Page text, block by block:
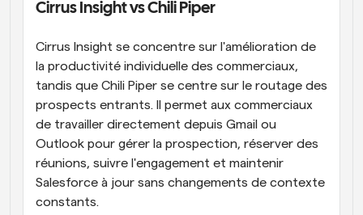
Cirrus Insight vs Chili Piper
Cirrus Insight se concentre sur l'amélioration de
la productivité individuelle des commerciaux,
tandis que Chili Piper se centre sur le routage des
prospects entrants. Il permet aux commerciaux
de travailler directement depuis Gmail ou
Outlook pour gérer la prospection, réserver des
réunions, suivre l'engagement et maintenir
Salesforce à jour sans changements de contexte
constants.